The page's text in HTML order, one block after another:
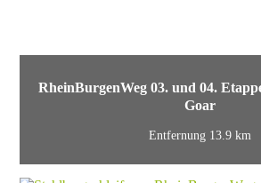
RheinBurgenWeg 03. und 04.
Goar
Entfernung 13.9 km